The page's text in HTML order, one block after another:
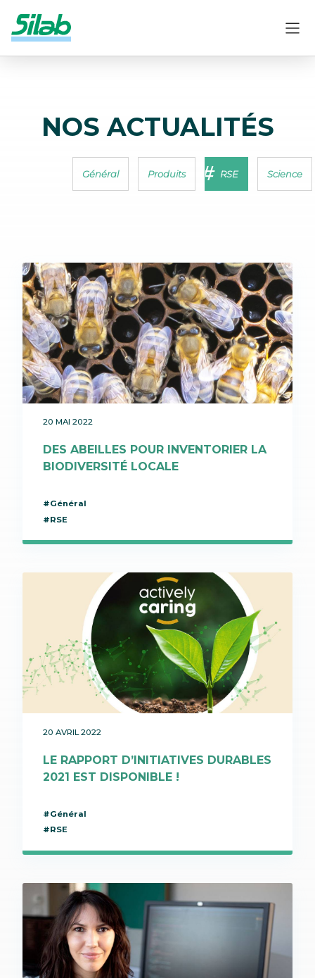
NOS ACTUALITÉS
Général Produits RSE Science
20 MAI 2022
DES ABEILLES POUR INVENTORIER LA
BIODIVERSITÉ LOCALE
#Général
#RSE
20 AVRIL 2022
LE RAPPORT D’INITIATIVES DURABLES
2021 EST DISPONIBLE !
#Général
#RSE